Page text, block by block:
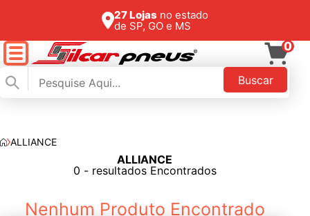
27 Lojas no estado
de SP, GO e MS
Buscar
0
ALLIANCE
ALLIANCE
0 - resultados Encontrados
Nenhum Produto Encontrado